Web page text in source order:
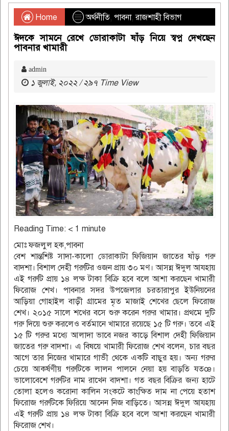
Home অর্থনীতি, পাবনা,রাজশাহী বিভাগ
ঈদকে সামনে রেখে ডোরাকাটা ষাঁড় নিয়ে স্বপ্ন দেখছেন
পাবনার খামারী
admin
১ জুলাই, ২০২২ / ২৯৭ Time View
Reading Time: < 1 minute
মোঃ ফজলুল হক,পাবনা
বেশ শান্তশিষ্ট সাদা-কালো ডোরাকাটা ফিজিয়ান জাতের ষাঁড় গরু
বাদশা। বিশাল দেহী গরুটির ওজন প্রায় ৩০ মণ। আসন্ন ঈদুল আযহায়
এই গরুটি প্রায় ১৪ লক্ষ টাকা বিক্রি হবে বলে আশা করছেন খামারী
ফিরোজ শেখ। পাবনার সদর উপজেলার চরতারাপুর ইউনিয়নের
আড়িয়া গোহাইল বাড়ী গ্রামের মৃত মাজাই শেখের ছেলে ফিরোজ
শেখ। ২০১৫ সালে শখের বসে শুরু করেন গরুর খামার। প্রথমে দুটি
গরু দিয়ে শুরু করলেও বর্তমানে খামারে রয়েছে ১৫ টি গরু। তবে এই
১৫ টি গরুর মধ্যে আলাদা ভাবে নজর কাড়ে বিশাল দেহী ফিজিয়ান
জাতের গরু বাদশা। এ বিষয়ে খামারী ফিরোজ শেখ বলেন, চার বছর
আগে তার নিজের খামারে গাভী থেকে একটি বাছুর হয়। অন্য গরুর
চেয়ে আকর্ষণীয় গরুটিকে লালন পালনে নেয়া হয় বাড়তি যতœ।
ভালোবেশে গরুটির নাম রাখেন বাদশা। গত বছর বিক্রির জন্য হাটে
তোলা হলেও করোনা কালিন সংকটে কাংক্ষিত দাম না পেয়ে হতাশ
ফিরোজ গরুটিকে ফিরিয়ে আনেন নিজ বাড়িতে। আসন্ন ঈদুল আযহায়
এই গরুটি প্রায় ১৪ লক্ষ টাকা বিক্রি হবে বলে আশা করছেন খামারী
ফিরোজ শেখ।